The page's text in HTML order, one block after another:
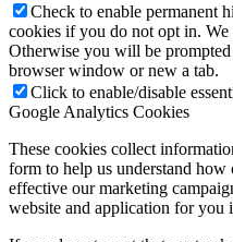
Check to enable permanent
cookies if you do not opt in. We
Otherwise you will be
browser window or new a tab.
Click to enable/disable
Google Analytics Cookies
These cookies collect
form to help us understand
effective our marketing
website and application for you